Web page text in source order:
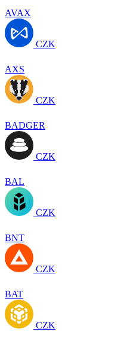
AVAX
CZK
AXS
CZK
BADGER
CZK
BAL
CZK
BNT
CZK
BAT
CZK